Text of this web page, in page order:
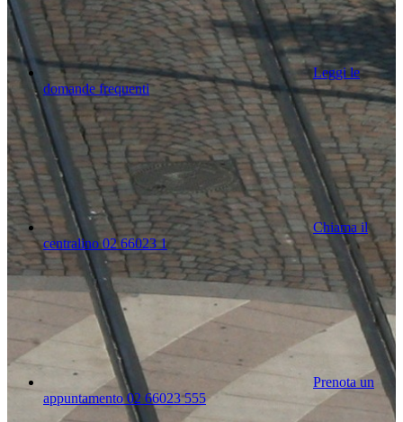
Leggi le
domande frequenti
Chiama il
centralino 02 66023 1
Prenota un
appuntamento 02 66023 555